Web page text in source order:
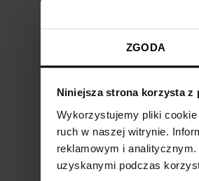
ZGODA
Niniejsza strona korzysta z
Wykorzystujemy pliki
ruch w naszej witrynie.
reklamowym i
uzyskanymi podczas
Kiedy
W walce
ze
Zadbaj o
Noyo
mózgowi